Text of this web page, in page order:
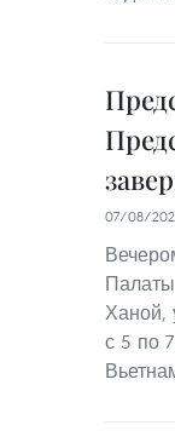
07/08/
Ханой,
с 5 по